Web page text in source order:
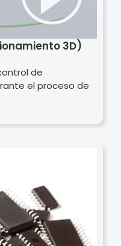
3D)
de
el proceso de